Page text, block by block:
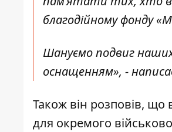
благодійному фонду
Шануємо подвиг
оснащенням», -
Також він розповів,
для окремого